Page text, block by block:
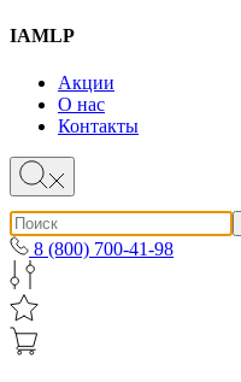
IAMLP
Акции
О нас
Контакты
8 (800) 700-41-98